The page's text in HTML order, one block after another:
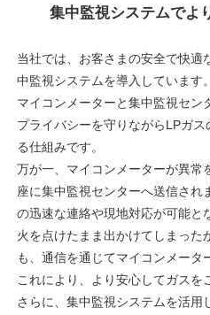
集中監視システムでよ
当社では、お客さまの安全で快適
中監視システムを導入しています
マイコンメーターと集中監視セン
プライバシーを守りながらLPガ
る仕組みです。
万が一、マイコンメーターが異常
座に集中監視センターへ送信され
の迅速な連絡や現地対応が可能と
火を点けたまま出かけてしまった
も、通信を通じてマイコンメータ
これにより、より安心してガスを
さらに、集中監視システムを活用